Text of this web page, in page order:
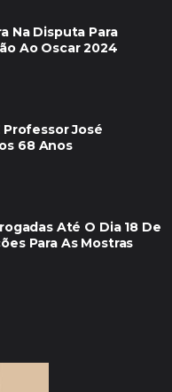
Na Disputa Para
Ao Oscar 2024
Professor José
68 Anos
Até O Dia 18 De
Para As Mostras